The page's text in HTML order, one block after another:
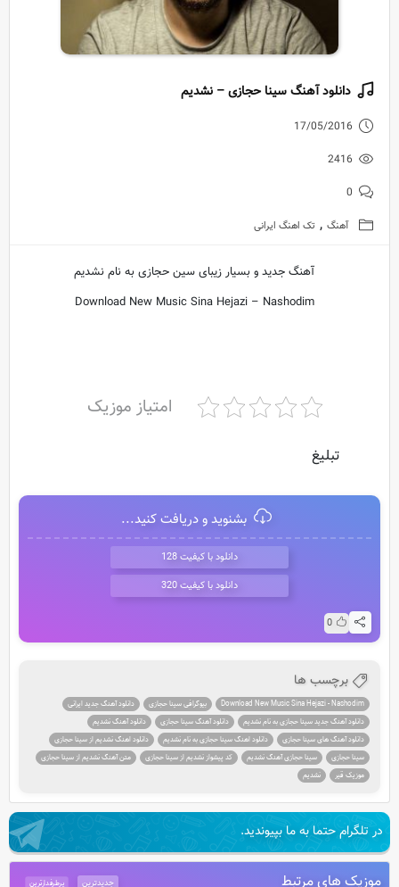
دانلود آهنگ سینا حجازی – نشدیم
17/05/2016
2416
0
آهنگ , تک اهنگ ایرانی
آهنگ جدید و بسیار زیبای سین حجازی به نام نشدیم
Download New Music Sina Hejazi – Nashodim
امتیاز موزیک
تبلیغ
بشنوید و دریافت کنید...
دانلود با کیفیت 128
دانلود با کیفیت 320
0
برچسب ها
Download New Music Sina Hejazi - Nashodim بیوگرافی سینا حجازی
دانلود آهنگ جدید ایرانی
دانلود آهنگ جدید سینا حجازی به نام نشدیم
دانلود آهنگ سینا حجازی
دانلود آهنگ نشدیم
دانلود آهنگ های سینا حجازی
دانلود اهنگ سینا حجازی به نام نشدیم
دانلود اهنگ نشدیم از سینا حجازی
سینا حجازی
سینا حجازی آهنگ نشدیم کد پیشواز نشدیم از سینا حجازی
متن آهنگ نشدیم از سینا حجازی
موزیک قیر
نشدیم
در تلگرام حتما به ما بپیوندید.
موزیک های مرتبط پرطرفدارترین جدیدترین